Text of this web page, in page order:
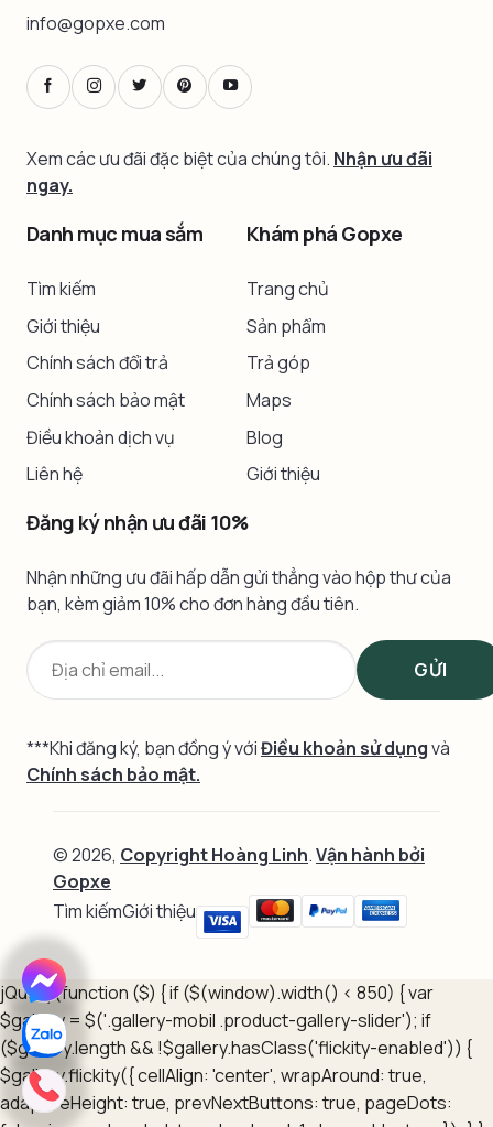
info@gopxe.com
Xem các ưu đãi đặc biệt của chúng tôi. Nhận ưu đãi
ngay.
Danh mục mua sắm
Tìm kiếm
Giới thiệu
Chính sách đổi trả
Chính sách bảo mật
Điều khoản dịch vụ
Liên hệ
Khám phá Gopxe
Trang chủ
Sản phẩm
Trả góp
Maps
Blog
Giới thiệu
Đăng ký nhận ưu đãi 10%
Nhận những ưu đãi hấp dẫn gửi thẳng vào hộp thư của
bạn, kèm giảm 10% cho đơn hàng đầu tiên.
***Khi đăng ký, bạn đồng ý vớiĐiều khoản sử dụngvà
Chính sách bảo mật.
© 2026, Copyright Hoàng Linh.Vận hành bởi
Gopxe
Tìm kiếmGiới thiệu
jQuery(function ($) { if ($(window).width() < 850) { var
$gallery = $('.gallery-mobil .product-gallery-slider'); if
($gallery.length && !$gallery.hasClass('flickity-enabled')) {
$gallery.flickity({ cellAlign: 'center', wrapAround: true,
adaptiveHeight: true, prevNextButtons: true, pageDots: